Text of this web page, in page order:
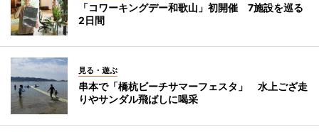
「コワーキングデー和歌山」初開催 7施設を巡る
2日間
見る・遊ぶ
串本で「橋杭ビーチサマーフェスタ」 水上ござ走
りやサンダル飛ばしに喝采